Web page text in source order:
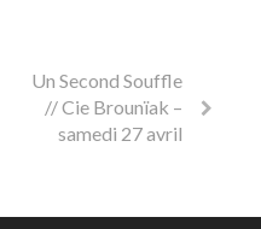
Un Second Souffle
// Cie Brounïak –
samedi 27 avril